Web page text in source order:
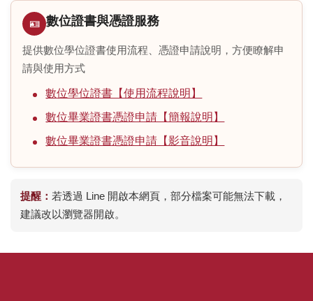
本組位置圖
🪪 數位證書與憑證服務
提供數位學位證書使用流程、憑證申請說明，方便瞭解申
請與使用方式
數位學位證書【使用流程說明】
數位畢業證書憑證申請【簡報說明】
數位畢業證書憑證申請【影音說明】
提醒： 若透過 Line 開啟本網頁，部分檔案可能無法下載，
建議改以瀏覽器開啟。